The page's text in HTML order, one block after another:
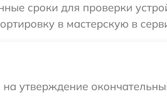
сроки для проверки
в мастерскую в
утверждение